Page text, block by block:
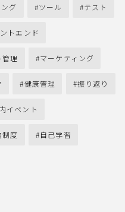
グ ツール テスト
トエンド
理 マーケティング
健康管理 振り返り
イベント
制度 自己学習